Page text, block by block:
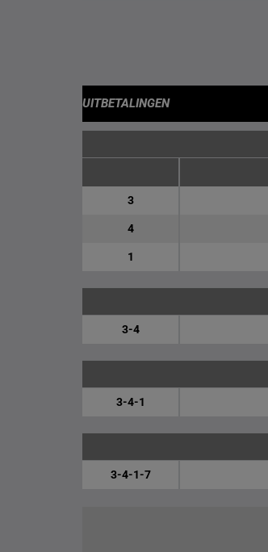
UITBETALINGEN
3
4
1
3-4
3-4-1
3-4-1-7